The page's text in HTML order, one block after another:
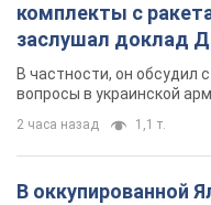
комплекты с
заслушал доклад
новых мерах
В частности, он обсудил
вопросы в украинской
2 часа назад 1,1 т.
В оккупированной